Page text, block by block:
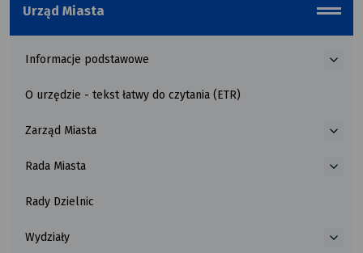
Urząd Miasta
Informacje podstawowe
O urzędzie - tekst łatwy do czytania (ETR)
Zarząd Miasta
Rada Miasta
Rady Dzielnic
Wydziały